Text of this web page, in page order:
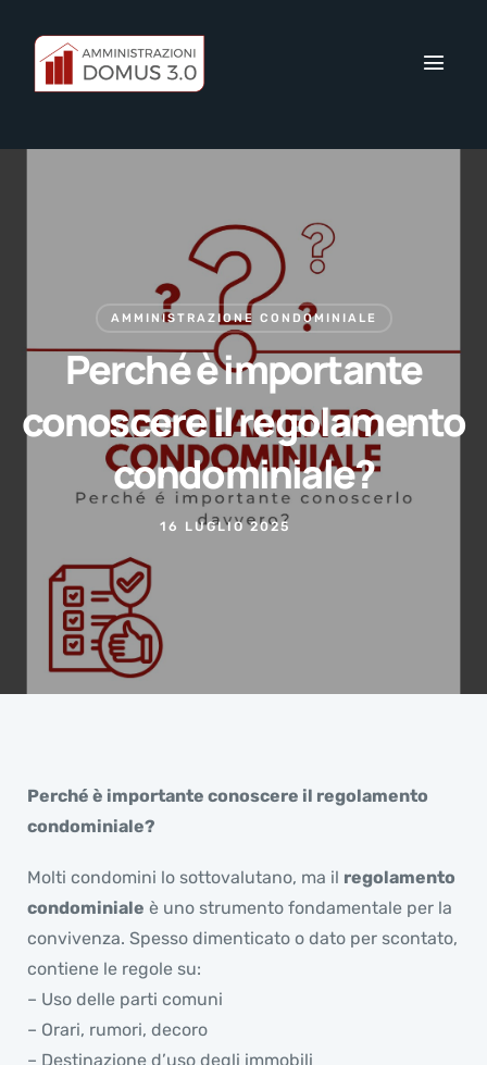
AMMINISTRAZIONE CONDOMINIALE
Perché è importante
conoscere il regolamento
condominiale?
16 LUGLIO 2025
Perché è importante conoscere il regolamento
condominiale?
Molti condomini lo sottovalutano, ma il regolamento
condominiale è uno strumento fondamentale per la
convivenza. Spesso dimenticato o dato per scontato,
contiene le regole su:
– Uso delle parti comuni
– Orari, rumori, decoro
– Destinazione d’uso degli immobili